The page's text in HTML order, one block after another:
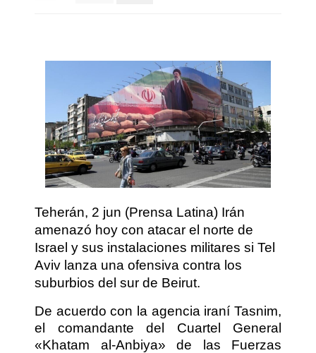
Teherán, 2 jun (Prensa Latina) Irán
amenazó hoy con atacar el norte de
Israel y sus instalaciones militares si Tel
Aviv lanza una ofensiva contra los
suburbios del sur de Beirut.
De acuerdo con la agencia iraní Tasnim,
el comandante del Cuartel General
«Khatam al-Anbiya» de las Fuerzas